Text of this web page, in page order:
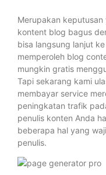
Merupakan
kontent blog bagus
bisa langsung lanjut
memperoleh blog
mungkin gratis
Tapi sekarang kami
membayar service
peningkatan trafik
penulis konten Anda
beberapa hal yang
penulis.